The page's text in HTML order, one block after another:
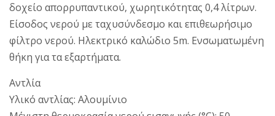
δοχείο απορρυπαντικού, χωρητικότητας 0,4 λίτρων.
Είσοδος νερού με ταχυσύνδεσμο και επιθεωρήσιμο
φίλτρο νερού. Ηλεκτρικό καλώδιο 5m. Ενσωματωμένη
θήκη για τα εξαρτήματα.
Αντλία
Υλικό αντλίας: Αλουμίνιο